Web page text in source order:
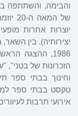
של
יוצרות אחרות
יצירותיה). בין
1986, ההצגה
הזכרונות של בטני",
טקסט בבתי ספר
אירועי תרבות